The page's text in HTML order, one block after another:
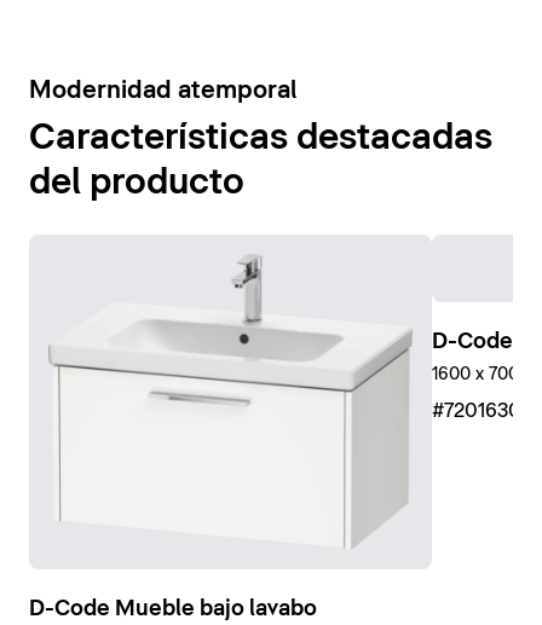
10
Modernidad atemporal
Características destacadas
del producto
D-Code Mueble bajo lavabo
D-Code
1600 x 700